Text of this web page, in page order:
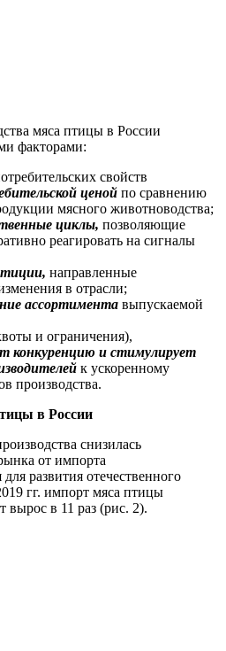
мяса птицы в России
факторами:
свойств
ценой по сравнению
мясного животноводства;
циклы, позволяющие
реагировать на сигналы
направленные
в отрасли;
ассортимента выпускаемой
и ограничения),
конкуренцию и стимулирует
к ускоренному
производства.
в России
снизилась
от импорта
развития отечественного
гг. импорт мяса птицы
вырос в 11 раз (рис. 2).